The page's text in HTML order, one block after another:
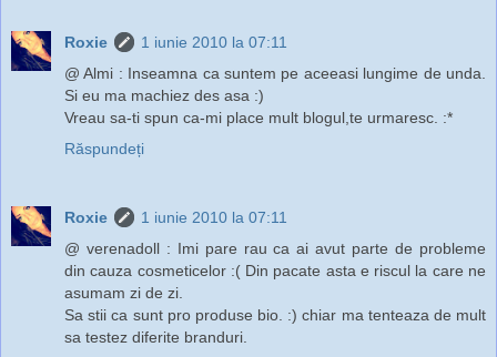
Roxie
1 iunie 2010 la 07:11
@ Almi : Inseamna ca suntem pe aceeasi lungime de unda.
Si eu ma machiez des asa :)
Vreau sa-ti spun ca-mi place mult blogul,te urmaresc. :*
Răspundeți
Roxie
1 iunie 2010 la 07:11
@ verenadoll : Imi pare rau ca ai avut parte de probleme
din cauza cosmeticelor :( Din pacate asta e riscul la care ne
asumam zi de zi.
Sa stii ca sunt pro produse bio. :) chiar ma tenteaza de mult
sa testez diferite branduri.